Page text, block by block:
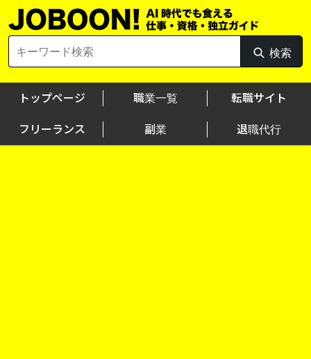
Skip
to
for:
検索
検
索
トップページ 職業一覧 転職サイト
フリーランス 副業 退職代行